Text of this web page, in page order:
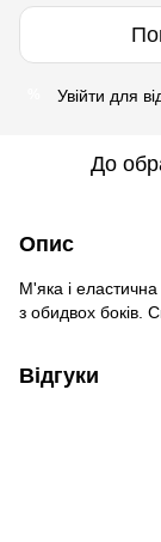
Увійти для
До
Опис
М'яка і
з обидвох боків.
Відгуки